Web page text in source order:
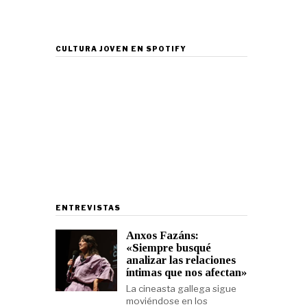
CULTURA JOVEN EN SPOTIFY
ENTREVISTAS
Anxos Fazáns:
«Siempre busqué
analizar las relaciones
íntimas que nos afectan»
La cineasta gallega sigue
moviéndose en los